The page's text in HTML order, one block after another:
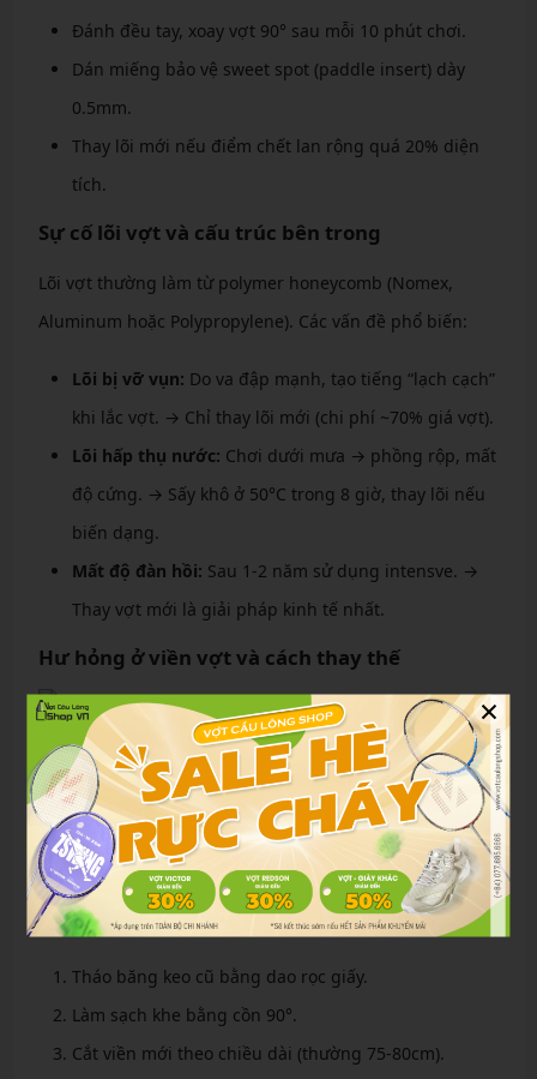
Đánh đều tay, xoay vợt 90° sau mỗi 10 phút chơi.
Dán miếng bảo vệ sweet spot (paddle insert) dày
0.5mm.
Thay lõi mới nếu điểm chết lan rộng quá 20% diện
tích.
Sự cố lõi vợt và cấu trúc bên trong
Lõi vợt thường làm từ polymer honeycomb (Nomex,
Aluminum hoặc Polypropylene). Các vấn đề phổ biến:
Lõi bị vỡ vụn: Do va đập mạnh, tạo tiếng “lạch cạch”
khi lắc vợt. → Chỉ thay lõi mới (chi phí ~70% giá vợt).
Lõi hấp thụ nước: Chơi dưới mưa → phồng rộp, mất
độ cứng. → Sấy khô ở 50°C trong 8 giờ, thay lõi nếu
biến dạng.
Mất độ đàn hồi: Sau 1-2 năm sử dụng intensve. →
Thay vợt mới là giải pháp kinh tế nhất.
Hư hỏng ở viền vợt và cách thay thế
Hư hỏng ở viền vợt và cách thay thế
Viền bảo vệ (edge guard) dễ bị nứt khi va chạm sàn bê
tông.
Các bước thay viền:
Tháo băng keo cũ bằng dao rọc giấy.
Làm sạch khe bằng cồn 90°.
Cắt viền mới theo chiều dài (thường 75-80cm).
×